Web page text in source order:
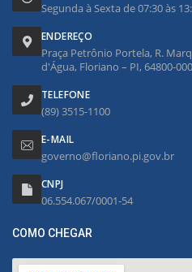
Segunda à Sexta de 07:30 às
ENDEREÇO
Praça Petrônio Portela, R.
d'Água, Floriano – PI, 64800-000
TELEFONE
(89) 3515-1100
E-MAIL
governo@floriano.pi.gov.br
CNPJ
06.554.067/0001-54
COMO CHEGAR